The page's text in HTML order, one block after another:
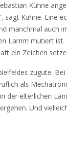
Kühne
Kühne. Eine
manchmal
Lamm mutiert
ein Zeichen
zugute.
als
der elterlichen
Und